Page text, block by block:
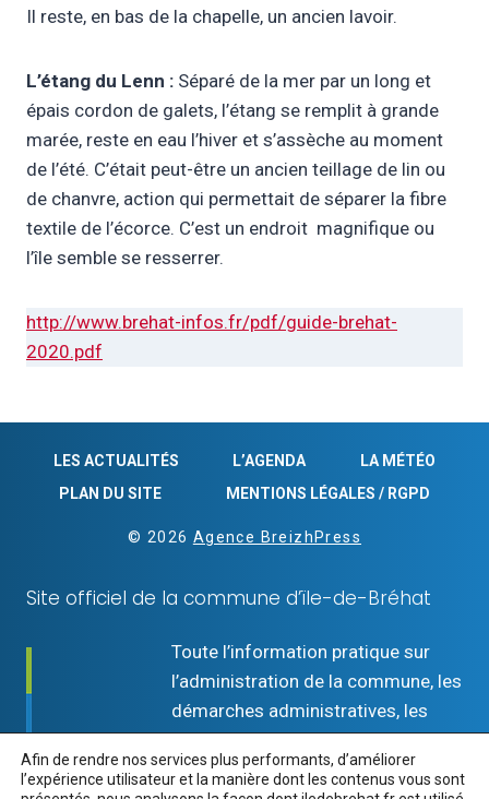
Il reste, en bas de la chapelle, un ancien lavoir.
L’étang du Lenn : Séparé de la mer par un long et
épais cordon de galets, l’étang se remplit à grande
marée, reste en eau l’hiver et s’assèche au moment
de l’été. C’était peut-être un ancien teillage de lin ou
de chanvre, action qui permettait de séparer la fibre
textile de l’écorce. C’est un endroit magnifique ou
l’île semble se resserrer.
http://www.brehat-infos.fr/pdf/guide-brehat-
2020.pdf
LES ACTUALITÉS L’AGENDA
LA MÉTÉO
PLAN DU SITE
MENTIONS LÉGALES / RGPD
© 2026 Agence BreizhPress
Site officiel de la commune d’ïle-de-Bréhat
Toute l’information pratique sur
l’administration de la commune, les
démarches administratives, les
services, la vie quotidienne
insulaire, les loisirs et le tourisme.
Afin de rendre nos services plus performants, d’améliorer
l’expérience utilisateur et la manière dont les contenus vous sont